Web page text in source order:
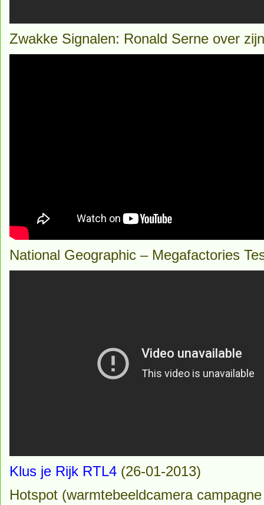
Zwakke Signalen: Ronald Serne over
National Geographic – Megafactories
Klus je Rijk RTL4 (26-01-2013)
Hotspot (warmtebeeldcamera